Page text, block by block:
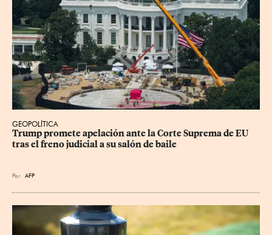
GEOPOLÍTICA
Trump promete apelación ante la Corte Suprema de EU
tras el freno judicial a su salón de baile
Por AFP